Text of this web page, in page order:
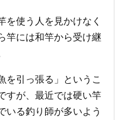
使う人を見かけなく
竿には和竿から受け継
を引っ張る」というこ
すが、最近では硬い竿
いる釣り師が多いよう